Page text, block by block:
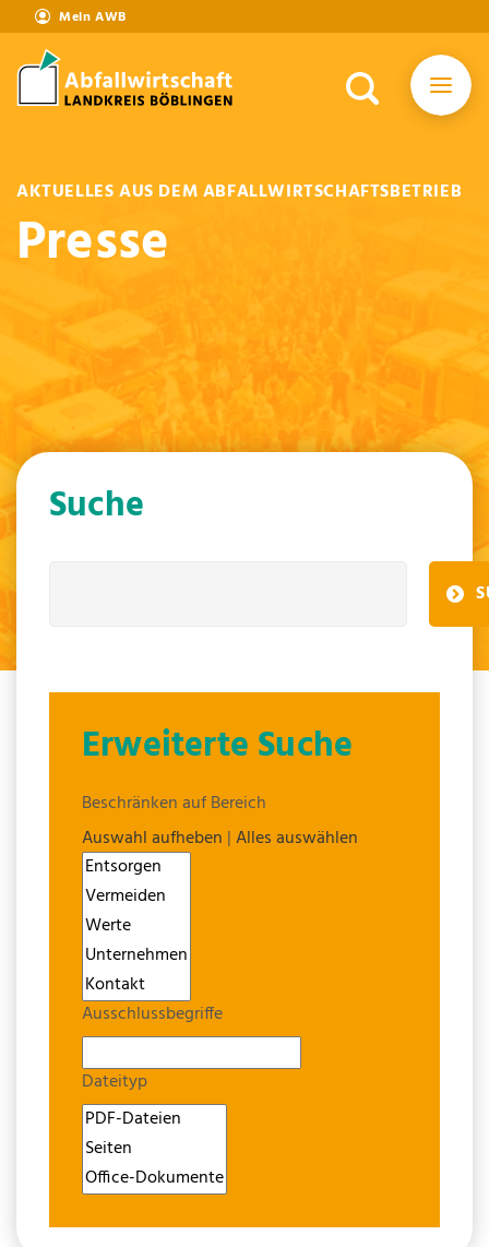
Mein AWB
AKTUELLES AUS DEM ABFALLWIRTSCHAFTSBETRIEB
Presse
Suche
Erweiterte Suche
Beschränken auf Bereich
Auswahl aufheben |Alles auswählen
Ausschlussbegriffe
Dateityp